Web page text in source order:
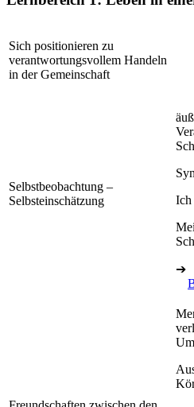
Sich positionieren zu
verantwortungsvollem Handeln
in der Gemeinschaft
Selbstbeobachtung –
Selbsteinschätzung
Ich
➔